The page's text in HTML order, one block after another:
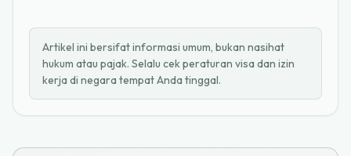
Artikel ini bersifat informasi umum, bukan nasihat
hukum atau pajak. Selalu cek peraturan visa dan izin
kerja di negara tempat Anda tinggal.